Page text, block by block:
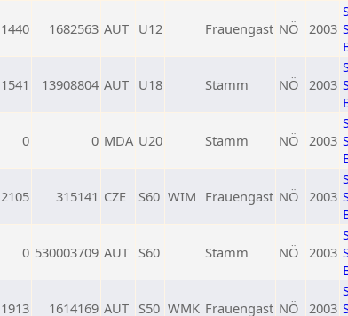
1440 1682563 AUT U12 Frauengast NÖ 2003
1541 13908804 AUT U18 Stamm NÖ 2003
0 0 MDA U20 Stamm NÖ 2003
2105 315141 CZE S60 WIM Frauengast NÖ 2003
0 530003709 AUT S60 Stamm NÖ 2003
1913 1614169 AUT S50 WMK Frauengast NÖ 2003